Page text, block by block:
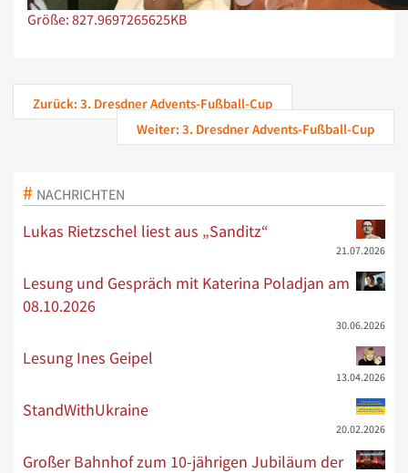
Zeige Bild in voller Größe…
Größe: 827.9697265625KB
Zurück: 3. Dresdner Advents-Fußball-Cup
Weiter: 3. Dresdner Advents-Fußball-Cup
NACHRICHTEN
Lukas Rietzschel liest aus „Sanditz“
21.07.2026
Lesung und Gespräch mit Katerina Poladjan am
08.10.2026
30.06.2026
Lesung Ines Geipel
13.04.2026
StandWithUkraine
20.02.2026
Großer Bahnhof zum 10-jährigen Jubiläum der